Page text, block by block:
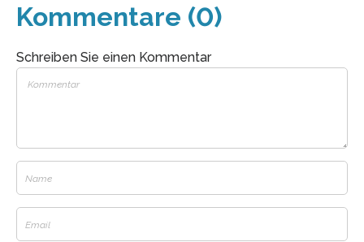
Kommentare (0)
Schreiben Sie einen Kommentar